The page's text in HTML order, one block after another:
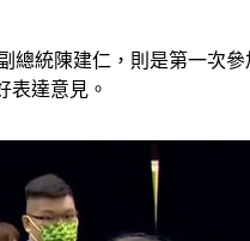
總統陳建仁，則是第一次
表達意見。